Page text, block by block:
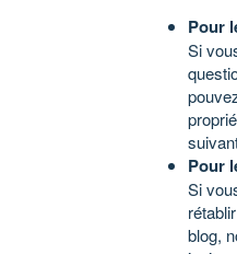
Pour
Si
Pour
Si
blog,